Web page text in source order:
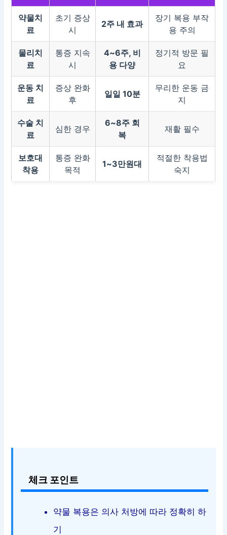
약물치
료
초기 증상
시
2주 내 효과
장기 복용 부작
용 주의
물리치
료
통증 지속
시
4~6주, 비
용 다양
정기적 방문 필
요
운동 치
료
증상 완화
후
일일 10분
무리한 운동 금
지
수술 치
료
심한 경우
6~8주 회
복
재활 필수
보호대
착용
통증 완화
목적
1~3만원대
적절한 착용법
숙지
체크 포인트
약물 복용은 의사 처방에 따라 정확히 하
기